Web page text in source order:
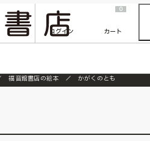
『ONE PIECE magazine 021 ONE PIECEカード付き同梱版』発売延期のご案内
ログイン
0
カート
福音館書店の絵本 かがくのとも